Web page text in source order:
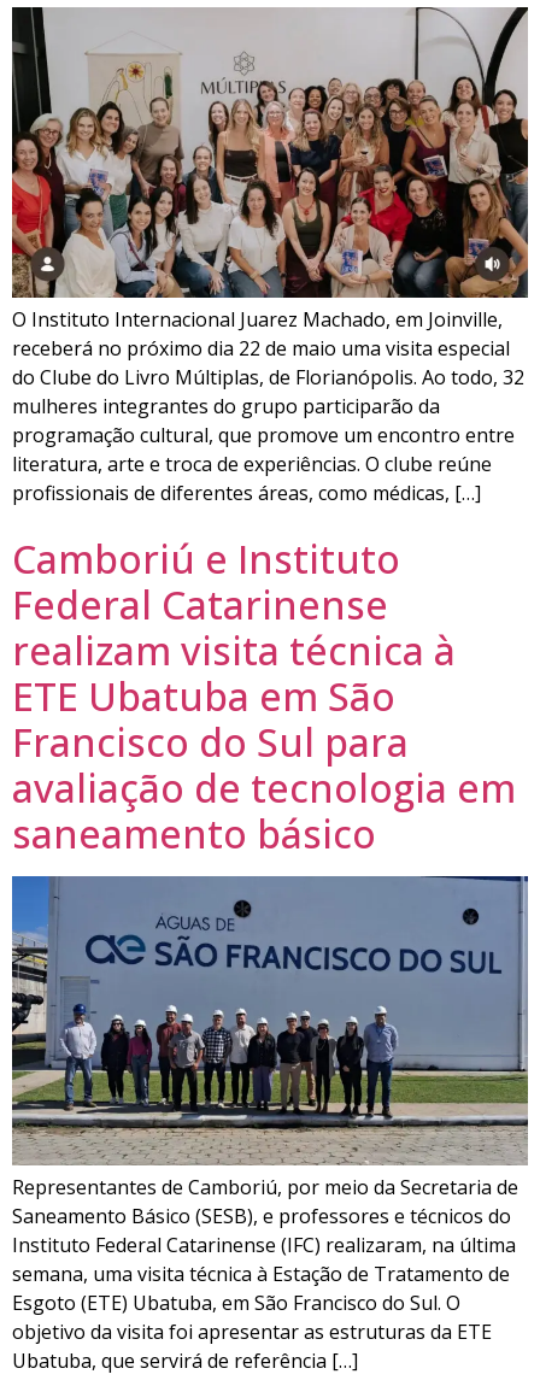
O Instituto Internacional Juarez Machado, em Joinville,
receberá no próximo dia 22 de maio uma visita especial
do Clube do Livro Múltiplas, de Florianópolis. Ao todo, 32
mulheres integrantes do grupo participarão da
programação cultural, que promove um encontro entre
literatura, arte e troca de experiências. O clube reúne
profissionais de diferentes áreas, como médicas, […]
Camboriú e Instituto
Federal Catarinense
realizam visita técnica à
ETE Ubatuba em São
Francisco do Sul para
avaliação de tecnologia em
saneamento básico
Representantes de Camboriú, por meio da Secretaria de
Saneamento Básico (SESB), e professores e técnicos do
Instituto Federal Catarinense (IFC) realizaram, na última
semana, uma visita técnica à Estação de Tratamento de
Esgoto (ETE) Ubatuba, em São Francisco do Sul. O
objetivo da visita foi apresentar as estruturas da ETE
Ubatuba, que servirá de referência […]